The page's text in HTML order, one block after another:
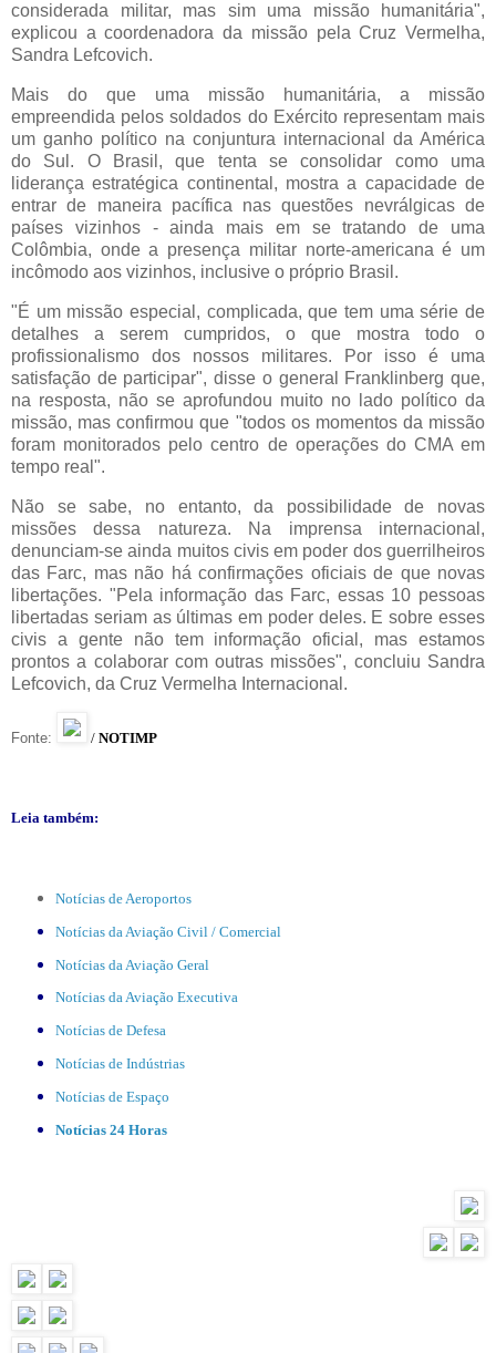
considerada militar, mas sim uma missão humanitária",
explicou a coordenadora da missão pela Cruz Vermelha,
Sandra Lefcovich.
Mais do que uma missão humanitária, a missão
empreendida pelos soldados do Exército representam mais
um ganho político na conjuntura internacional da América
do Sul. O Brasil, que tenta se consolidar como uma
liderança estratégica continental, mostra a capacidade de
entrar de maneira pacífica nas questões nevrálgicas de
países vizinhos - ainda mais em se tratando de uma
Colômbia, onde a presença militar norte-americana é um
incômodo aos vizinhos, inclusive o próprio Brasil.
"É um missão especial, complicada, que tem uma série de
detalhes a serem cumpridos, o que mostra todo o
profissionalismo dos nossos militares. Por isso é uma
satisfação de participar", disse o general Franklinberg que,
na resposta, não se aprofundou muito no lado político da
missão, mas confirmou que "todos os momentos da missão
foram monitorados pelo centro de operações do CMA em
tempo real".
Não se sabe, no entanto, da possibilidade de novas
missões dessa natureza. Na imprensa internacional,
denunciam-se ainda muitos civis em poder dos guerrilheiros
das Farc, mas não há confirmações oficiais de que novas
libertações. "Pela informação das Farc, essas 10 pessoas
libertadas seriam as últimas em poder deles. E sobre esses
civis a gente não tem informação oficial, mas estamos
prontos a colaborar com outras missões", concluiu Sandra
Lefcovich, da Cruz Vermelha Internacional.
Fonte: / NOTIMP
Leia também:
Notícias de Aeroportos
Notícias da Aviação Civil / Comercial
Notícias da Aviação Geral
Notícias da Aviação Executiva
Notícias de Defesa
Notícias de Indústrias
Notícias de Espaço
Notícias 24 Horas